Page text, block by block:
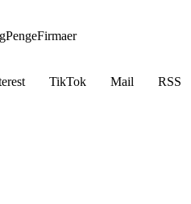
PengeFirmaer
TikTok Mail
RSS